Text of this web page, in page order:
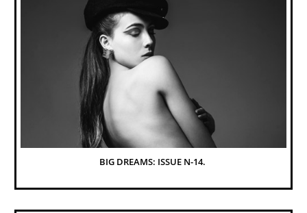
BIG DREAMS: ISSUE N-14.